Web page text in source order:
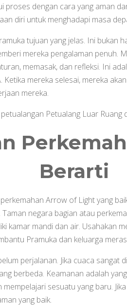
proses dengan cara yang aman
diri untuk menghadapi masa
tujuan yang jelas. Ini bukan
mereka pengalaman penuh.
memasak, dan refleksi. Ini
Ketika mereka selesai, mereka
mereka.
Petualang Luar Ruang
Berarti
Arrow of Light yang
negara bagian atau
kamar mandi dan air. Usahakan
Pramuka dan keluarga
perjalanan. Jika cuaca sangat
berbeda. Keamanan adalah
sesuatu yang baru.
yang baik.